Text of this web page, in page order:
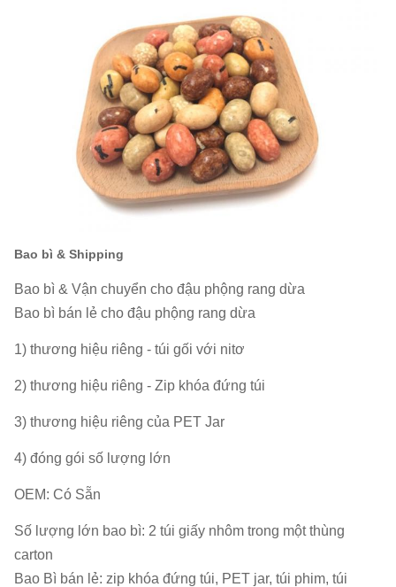
Thượng Hải, Trung Quốc)
T / T, L / C
Có sẵn
Các tài
liệu:
nhận kiểm dịch thực vật 3. Giấy chứng
nhận sức khỏe 4. Chứng chỉ phân tích vi
mô 5. Mô tả các thành phần 6. THAM GIA
8. Vận đơn (B / L)
lượng
khoảng 400
Bao bì & Shipping
Bao bì & Vận chuyển cho đậu phộng rang dừa
Bao bì bán lẻ cho đậu phộng rang dừa
1) thương hiệu riêng - túi gối với nitơ
2) thương hiệu riêng - Zip khóa đứng túi
3) thương hiệu riêng của PET Jar
4) đóng gói số lượng lớn
OEM: Có Sẵn
Số lượng lớn bao bì: 2 túi giấy nhôm trong một thùng
carton
Bao Bì bán lẻ: zip khóa đứng túi, PET jar, túi phim, túi